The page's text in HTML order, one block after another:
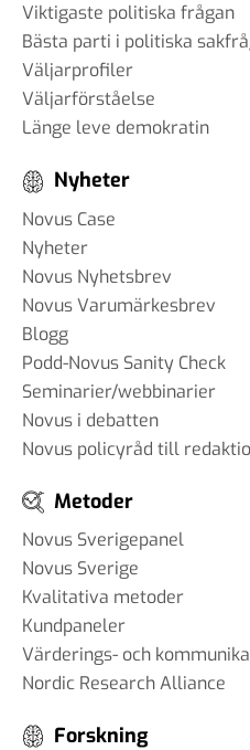
Viktigaste politiska frågan
Bästa parti i politiska
Väljarprofiler
Väljarförståelse
Länge leve demokratin
Nyheter
Novus Case
Nyheter
Novus Nyhetsbrev
Novus Varumärkesbrev
Blogg
Podd-Novus Sanity Check
Seminarier/webbinarier
Novus i debatten
Novus policyråd till
Metoder
Novus Sverigepanel
Novus Sverige
Kvalitativa metoder
Kundpaneler
Värderings- och
Nordic Research Alliance
Forskning